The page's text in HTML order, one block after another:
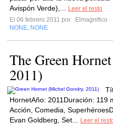
Avispón Verde),...
Leer el resto
El 06 febrero 2011 por
Elmagnifico
NONE NONE
The Green
2011)
HornetAño: 2011Duración: 119
Acción, Comedia,
Evan Goldberg, Set...
Leer el